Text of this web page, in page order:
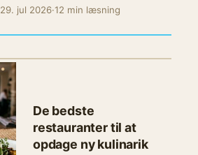
29. jul 2026·12 min læsning
De bedste
restauranter til at
opdage ny kulinarik